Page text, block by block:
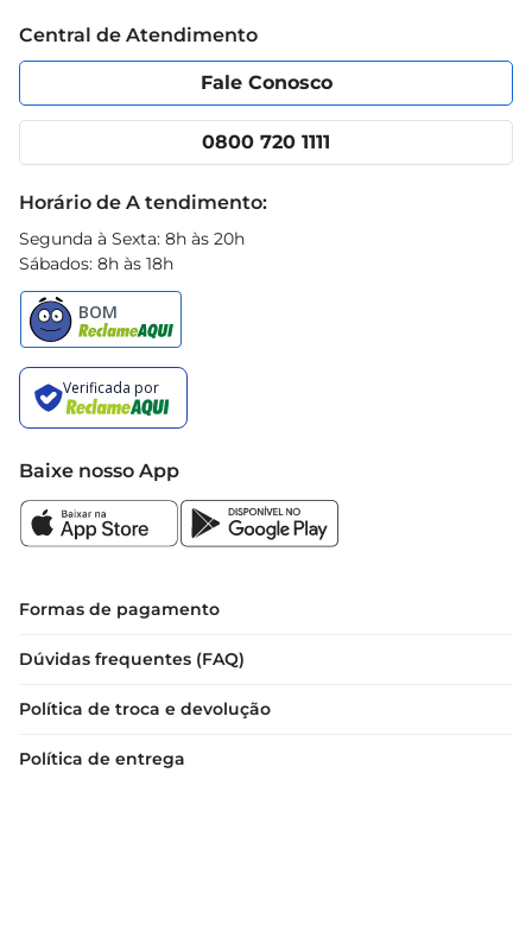
Política de Privacidade
Portal do fornecedor
Cencosud Media
Código de Ética
App Prezunic
Central de Atendimento
Fale Conosco
0800 720 1111
Horário de A tendimento:
Segunda à Sexta: 8h às 20h
Sábados: 8h às 18h
Baixe nosso App
Formas de pagamento
Dúvidas frequentes (FAQ)
Política de troca e devolução
Política de entrega